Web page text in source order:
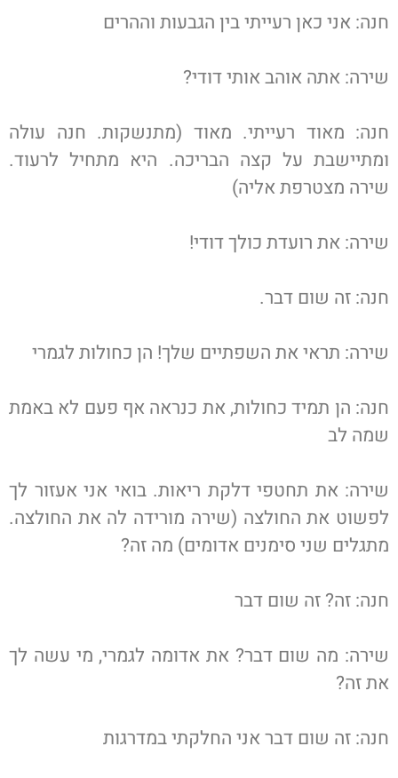
חנה: אני כאן רעייתי בין הגבעות וההרים
שירה: אתה אוהב אותי דודי?
חנה: מאוד רעייתי. מאוד (מתנשקות. חנה עולה
ומתיישבת על קצה הבריכה. היא מתחיל לרעוד.
שירה מצטרפת אליה)
שירה: את רועדת כולך דודי!
חנה: זה שום דבר.
שירה: תראי את השפתיים שלך! הן כחולות לגמרי
חנה: הן תמיד כחולות, את כנראה אף פעם לא באמת
שמה לב
שירה: את תחטפי דלקת ריאות. בואי אני אעזור לך
לפשוט את החולצה (שירה מורידה לה את החולצה.
מתגלים שני סימנים אדומים) מה זה?
חנה: זה? זה שום דבר
שירה: מה שום דבר? את אדומה לגמרי, מי עשה לך
את זה?
חנה: זה שום דבר אני החלקתי במדרגות